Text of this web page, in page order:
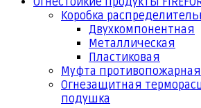
Коробка
Двухкомпонентная
Металлическая
Пластиковая
Муфта противопожарная
Огнезащитная
подушка